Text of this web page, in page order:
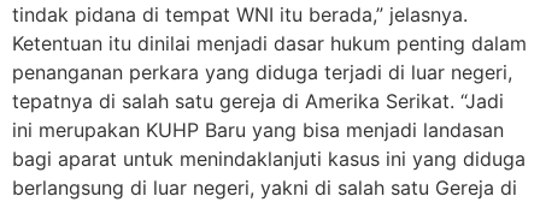
tindak pidana di tempat WNI itu berada,” jelasnya.
Ketentuan itu dinilai menjadi dasar hukum penting dalam
penanganan perkara yang diduga terjadi di luar negeri,
tepatnya di salah satu gereja di Amerika Serikat. “Jadi
ini merupakan KUHP Baru yang bisa menjadi landasan
bagi aparat untuk menindaklanjuti kasus ini yang diduga
berlangsung di luar negeri, yakni di salah satu Gereja di